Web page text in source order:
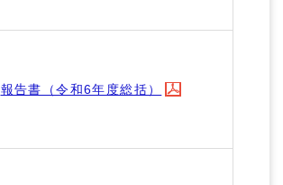
報告書（令和6年度総括）